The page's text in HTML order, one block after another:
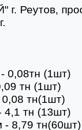
Реутов,
0,08тн (1шт)
тн (1шт)
тн(1шт)
тн (13шт)
- 8,79 тн(60шт)